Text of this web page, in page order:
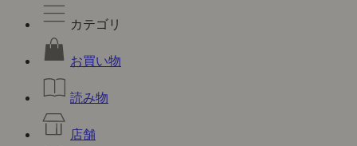
カテゴリ
お買い物
読み物
店舗